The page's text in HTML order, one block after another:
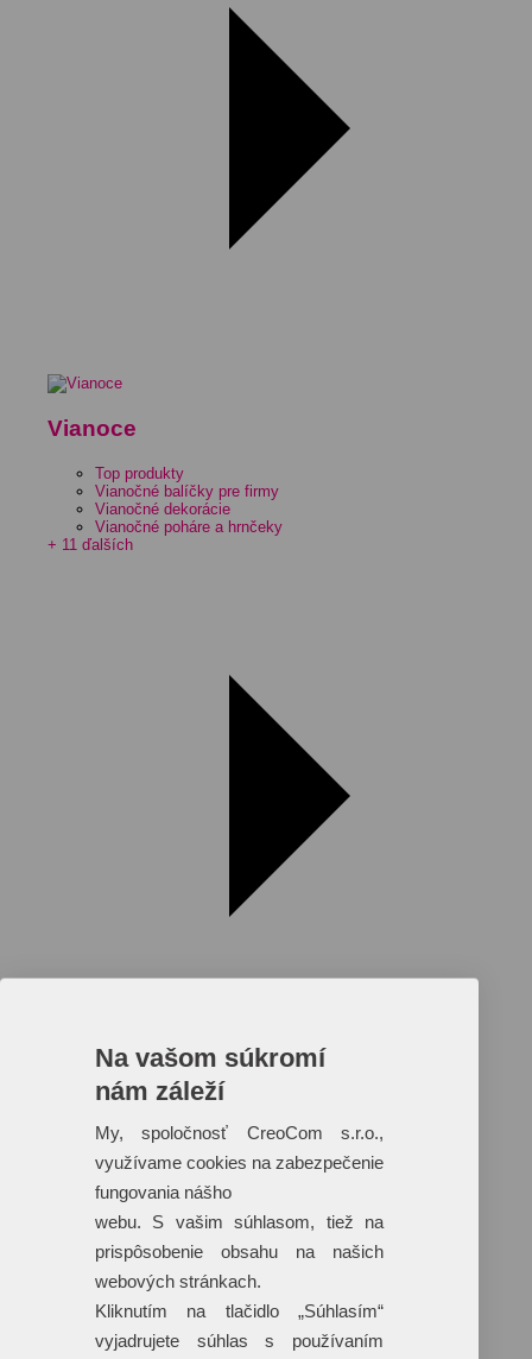
Vianoce
Top produkty
Vianočné balíčky pre firmy
Vianočné dekorácie
Vianočné poháre a hrnčeky
+ 11 ďalších
Reklamné predmety s plnofarebnou
potlačou
Dáždniky
Tašky
Hračky
Klobúky
Na vašom súkromí
nám záleží
My, spoločnosť CreoCom s.r.o.,
využívame cookies na zabezpečenie
fungovania nášho
webu. S vašim súhlasom, tiež na
prispôsobenie obsahu na našich
webových stránkach.
Kliknutím na tlačidlo „Súhlasím“
vyjadrujete súhlas s používaním